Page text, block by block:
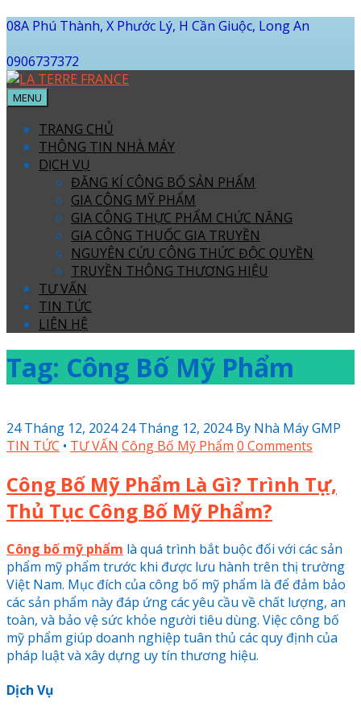
08A Phú Thành, X Phước Lý, H Cần Giuộc, Long An
0906737372
MENU
TRANG CHỦ
THÔNG TIN NHÀ MÁY
DỊCH VỤ
ĐĂNG KÍ CÔNG BỐ SẢN PHẨM
GIA CÔNG MỸ PHẨM
GIA CÔNG THỰC PHẨM CHỨC NĂNG
GIA CÔNG THUỐC GIA TRUYỀN
NGUYÊN CỨU CÔNG THỨC ĐỘC QUYỀN
TRUYỀN THÔNG THƯƠNG HIỆU
TƯ VẤN
TIN TỨC
LIÊN HỆ
Tag: Công Bố Mỹ Phẩm
24 Tháng 12, 2024 24 Tháng 12, 2024 By Nhà Máy GMP
TIN TỨC • TƯ VẤN Công Bố Mỹ Phẩm 0 Comments
Công Bố Mỹ Phẩm Là Gì? Trình Tự,
Thủ Tục Công Bố Mỹ Phẩm?
Công bố mỹ phẩm là quá trình bắt buộc đối với các sản
phẩm mỹ phẩm trước khi được lưu hành trên thị trường
Việt Nam. Mục đích của công bố mỹ phẩm là để đảm bảo
các sản phẩm này đáp ứng các yêu cầu về chất lượng, an
toàn, và bảo vệ sức khỏe người tiêu dùng. Việc công bố
mỹ phẩm giúp doanh nghiệp tuân thủ các quy định của
pháp luật và xây dựng uy tín thương hiệu.
Dịch Vụ